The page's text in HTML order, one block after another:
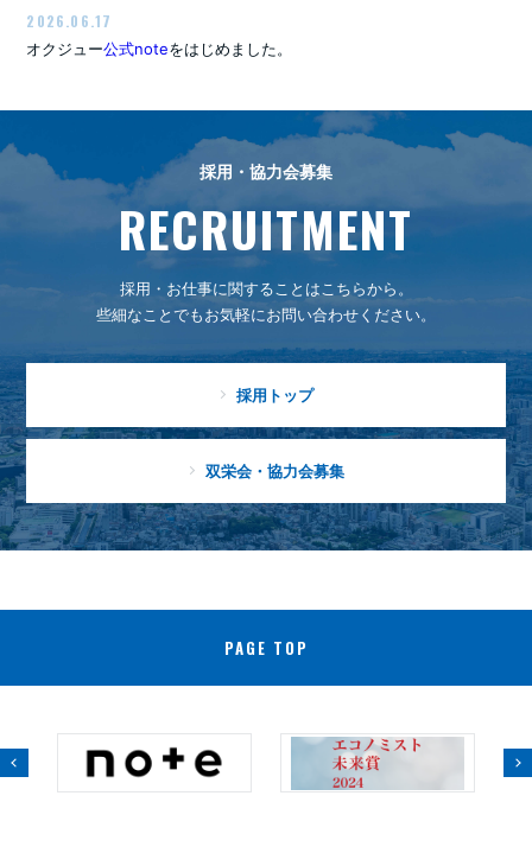
2026.06.17
オクジュー公式noteをはじめました。
採用・協力会募集
RECRUITMENT
採用・お仕事に関することはこちらから。
些細なことでもお気軽にお問い合わせください。
採用トップ
双栄会・協力会募集
PAGE TOP